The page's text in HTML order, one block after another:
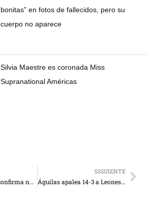
bonitas” en fotos de fallecidos, pero su
cuerpo no aparece
Silvia Maestre es coronada Miss
Supranational Américas
Mariem Velazco confirma noviazgo con el vinotinto Jhon Chancellor
SIGUIENTE
Águilas apalea 14-3 a Leones con siete impulsadas de Chourio